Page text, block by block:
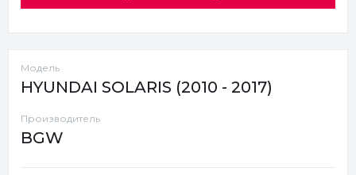
Модель
HYUNDAI SOLARIS (2010 - 2017)
Производитель
BGW